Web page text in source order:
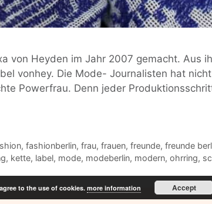
von Heyden im Jahr 2007 gemacht. Aus
vonhey. Die Mode- Journalisten hat
Powerfrau. Denn jeder
, fashionberlin, frau, frauen, freunde, freunde
, kette, label, mode, modeberlin, modern, ohrring,
to the use of cookies. more information Accept